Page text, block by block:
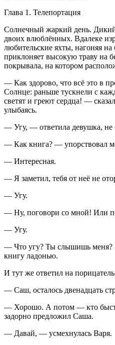
Глава 1. Телепортация
Солнечный жаркий день.
двоих влюблённых. Вдалеке
любительские яхты, нагоняя
приклоняет высокую траву на
покрывала, на котором
— Как здорово, что всё это в
Солнце: раньше тускнели с
светят и греют сердца! —
улыбаясь.
— Угу, — ответила девушка, не
— Как книга? — упорствовал
— Интересная.
— Я заметил, тебя от неё не
— Угу.
— Ну, поговори со мной! Или
— Угу.
— Что угу? Ты слышишь
книгу ладонью.
И тут же ответил на
— Саш, осталось двенадцать
— Хорошо. А потом — кто
задорно предложил Саша.
— Давай, — усмехнулась Варя.